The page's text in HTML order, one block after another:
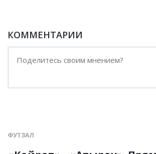
КОММЕНТАРИИ
ФУТЗАЛ